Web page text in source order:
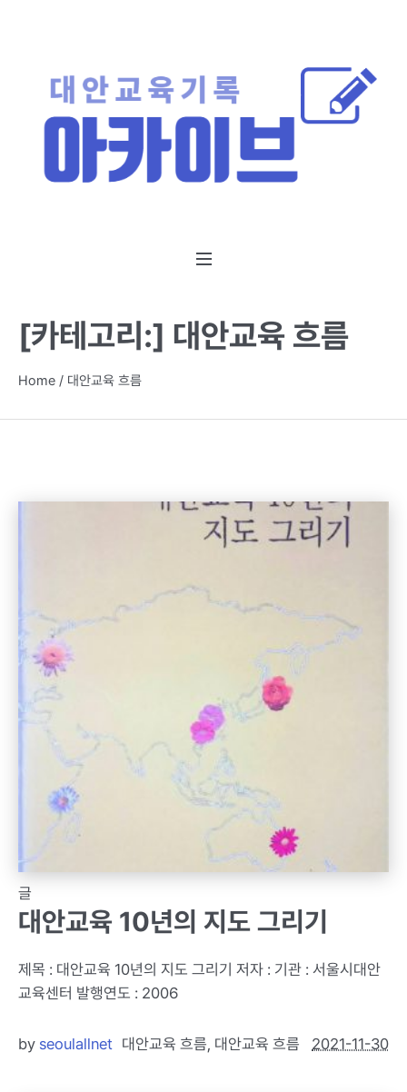
[카테고리:] 대안교육 흐름
Home / 대안교육 흐름
글
대안교육 10년의 지도 그리기
제목 : 대안교육 10년의 지도 그리기 저자 : 기관 : 서울시대안
교육센터 발행연도 : 2006
2021-11-30
by seoulallnet 대안교육 흐름, 대안교육 흐름